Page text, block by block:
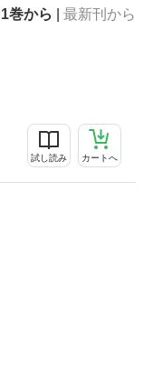
1巻から 最新刊から
試し読み カートへ